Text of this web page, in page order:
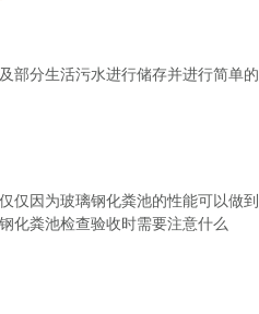
分生活污水进行储存并进行简单
因为玻璃钢化粪池的性能可以做
化粪池检查验收时需要注意什么